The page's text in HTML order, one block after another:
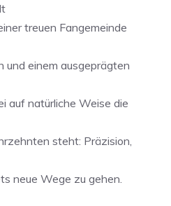
treuen Fangemeinde
und einem ausgeprägten
auf natürliche Weise die
steht: Präzision,
neue Wege zu gehen.